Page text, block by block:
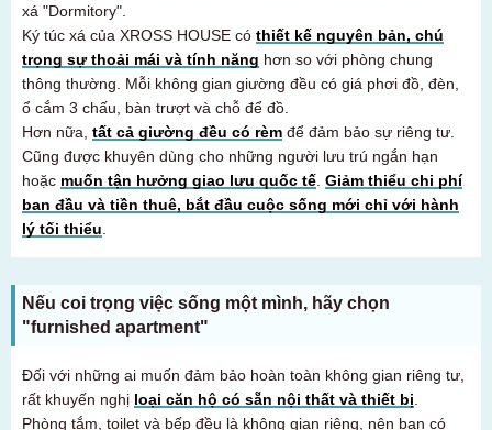
xá "Dormitory".
Ký túc xá của XROSS HOUSE có thiết kế nguyên bản, chú
trọng sự thoải mái và tính năng hơn so với phòng chung
thông thường. Mỗi không gian giường đều có giá phơi đồ, đèn,
ổ cắm 3 chấu, bàn trượt và chỗ để đồ.
Hơn nữa, tất cả giường đều có rèm để đảm bảo sự riêng tư.
Cũng được khuyên dùng cho những người lưu trú ngắn hạn
hoặc muốn tận hưởng giao lưu quốc tế Giảm thiểu chi phí
ban đầu và tiền thuê, bắt đầu cuộc sống mới chỉ với hành
lý tối thiểu
Nếu coi trọng việc sống một mình, hãy chọn
"furnished apartment"
Đối với những ai muốn đảm bảo hoàn toàn không gian riêng tư,
rất khuyến nghị loại căn hộ có sẵn nội thất và thiết bị
Phòng tắm, toilet và bếp đều là không gian riêng, nên bạn có
Dành cho khách hàng đang tìm phòng
03-6712-4346